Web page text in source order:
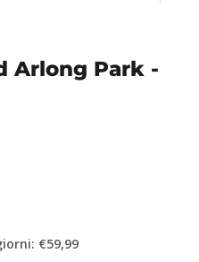
Arlong Park -
€59,99